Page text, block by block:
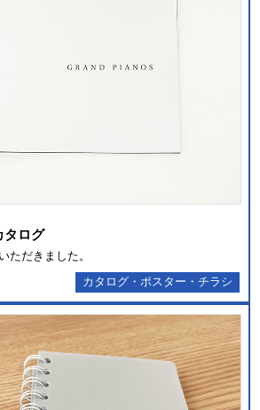
タログ
ただきました。
カタログ・ポスター・チラシ